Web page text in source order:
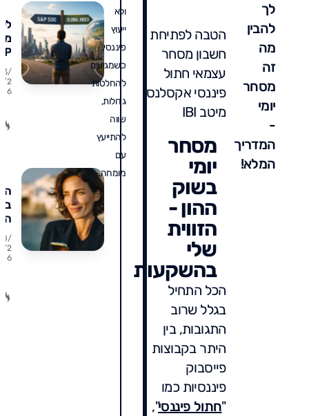
לך
להבין
מה
זה
מסחר
יומי
-
המדריך
המלא!
הטבה לפתיחת
חשבון מסחר
עצמאי חתול
פיננסי אקסלנס
מיטב IBI
מסחר
יומי
בשוק
ההון -
הזווית
שלי
בהשקעות
הכל התחיל
בגלל שרוב
התגובות, בין
היתר בקבוצות
פייסבוק
פיננסיות כמו
"חתול פיננסי",
ולא
ייעוץ
פיננסי.
כשמגיעים
להחלטות
גדולות,
שווה
להתייעץ
עם
מומחה.
2
6
2
6